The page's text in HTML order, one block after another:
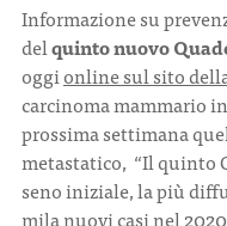
Informazione su
delquinto nuovo
oggionline sul sito
carcinoma mammario
prossima settimana
metastatico, “Il quinto
seno iniziale, la più
mila nuovi casi nel